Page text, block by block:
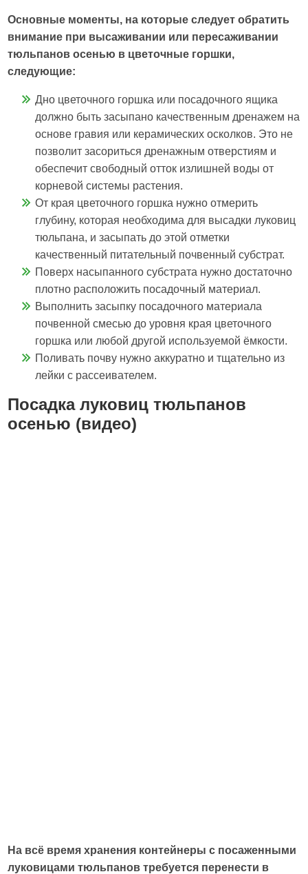
Основные моменты, на которые следует обратить
внимание при высаживании или пересаживании
тюльпанов осенью в цветочные горшки,
следующие:
Дно цветочного горшка или посадочного ящика
должно быть засыпано качественным дренажем на
основе гравия или керамических осколков. Это не
позволит засориться дренажным отверстиям и
обеспечит свободный отток излишней воды от
корневой системы растения.
От края цветочного горшка нужно отмерить
глубину, которая необходима для высадки луковиц
тюльпана, и засыпать до этой отметки
качественный питательный почвенный субстрат.
Поверх насыпанного субстрата нужно достаточно
плотно расположить посадочный материал.
Выполнить засыпку посадочного материала
почвенной смесью до уровня края цветочного
горшка или любой другой используемой ёмкости.
Поливать почву нужно аккуратно и тщательно из
лейки с рассеивателем.
Посадка луковиц тюльпанов
осенью (видео)
На всё время хранения контейнеры с посаженными
луковицами тюльпанов требуется перенести в